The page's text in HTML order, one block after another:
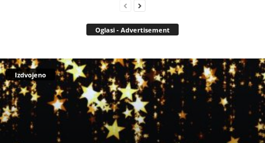
Oglasi - Advertisement
Izdvojeno